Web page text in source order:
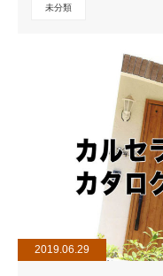
未分類
2019.06.29